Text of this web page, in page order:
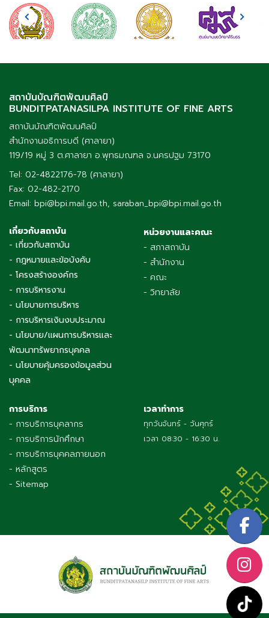
สถาบันบัณฑิตพัฒนศิลป์
BUNDITPATANASILPA INSTITUTE OF FINE ARTS
สถาบันบัณฑิตพัฒนศิลป์
สำนักงานอธิการบดี (ศาลายา)
119/19 หมู่ 3 ต.ศาลายา อ.พุทธมณฑล จ.นครปฐม 73170
Tel: 02-4822176-78 (ศาลายา)
Fax: 02-482-2170
Email: bpi@bpi.mail.go.th, saraban_bpi@bpi.mail.go.th
เกี่ยวกับสถาบัน
- เกี่ยวกับสถาบัน
- กฎหมายและข้อบังคับ
- โครงสร้างองค์กร
- การบริหารงาน
- นโยบายการบริหาร
- การบริหารเงินงบประมาณ
- นโยบาย/แผนการบริหารและ
พัฒนาทรัพยากรบุคคล
- นโยบายคุ้มครองข้อมูลส่วน
บุคคล
หน่วยงานและคณะ
- สภาสถาบัน
- สำนักงาน
- คณะ
- วิทยาลัย
การบริการ
- การบริการบุคลากร
- การบริการนักศึกษา
- การบริการบุคคลภายนอก
- หลักสูตร
- Sitemap
เวลาทำการ
ทุกวันจันทร์ - วันศุกร์
เวลา 08:30 - 16:30 น.